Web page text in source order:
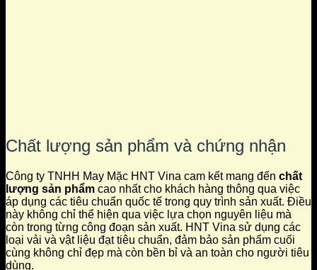
Chất lượng sản phẩm và chứng nhận
Công ty TNHH May Mặc HNT Vina cam kết mang đến chất
lượng sản phẩm cao nhất cho khách hàng thông qua việc
áp dụng các tiêu chuẩn quốc tế trong quy trình sản xuất. Điều
này không chỉ thể hiện qua việc lựa chọn nguyên liệu mà
còn trong từng công đoạn sản xuất. HNT Vina sử dụng các
loại vải và vật liệu đạt tiêu chuẩn, đảm bảo sản phẩm cuối
cùng không chỉ đẹp mà còn bền bỉ và an toàn cho người tiêu
dùng.